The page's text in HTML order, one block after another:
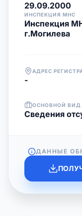
29.09.2000
ИНСПЕКЦИЯ МНС
Инспекция
г.Могилева
АДРЕС
-
ОСНОВНОЙ ВИД
Cведения
ДАННЫЕ